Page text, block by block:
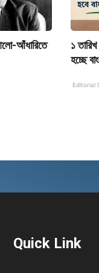
আঁধারিতে
১
হচ্ছে
Editorial
Quick Link